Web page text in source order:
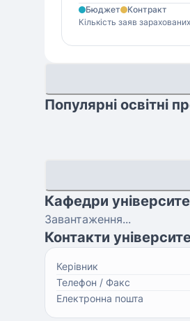
Бюджет
Контракт
Кількість заяв
Популярні освітні
Кафедри
Завантаження...
Контакти
Керівник
Телефон / Факс
Електронна пошта